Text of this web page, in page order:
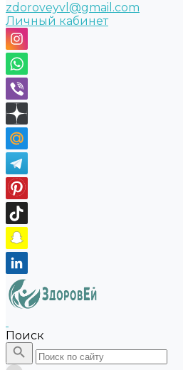
zdoroveyvl@gmail.com
Личный кабинет
Поиск